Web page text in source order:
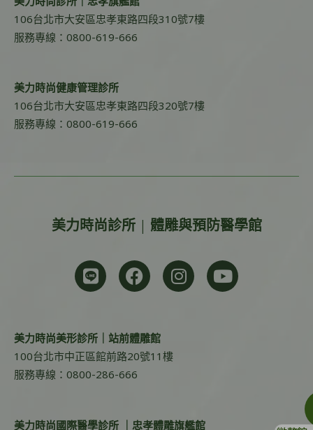
106台北市大安區忠孝東路四段310號7樓
服務專線：0800-619-666
美力時尚健康管理診所
106台北市大安區忠孝東路四段320號7樓
服務專線：0800-619-666
美力時尚診所 | 體雕與預防醫學館
美力時尚美形診所｜站前體雕館
100台北市中正區館前路20號11樓
服務專線：0800-286-666
美力時尚國際醫學診所 ｜忠孝體雕旗艦館